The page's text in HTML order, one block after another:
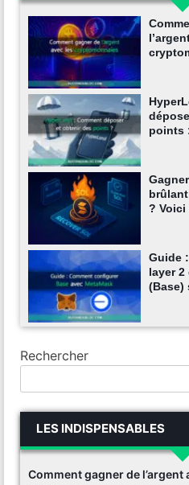
points
? Voici
Guide
layer 2
(Base)
Rechercher
LES INDISPENSABLES
Comment gagner de